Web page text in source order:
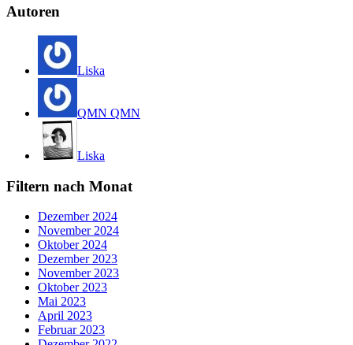
Autoren
Liska
QMN QMN
Liska
Filtern nach Monat
Dezember 2024
November 2024
Oktober 2024
Dezember 2023
November 2023
Oktober 2023
Mai 2023
April 2023
Februar 2023